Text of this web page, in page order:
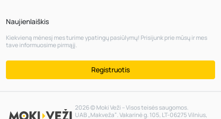
Naujienlaiškis
Kiekvieną mėnesį mes turime ypatingų pasiūlymų! Prisijunk prie mūsų ir mes
tave informuosime pirmąjį.
Registruotis
2026 © Moki Veži – Visos teisės saugomos.
UAB „Makveža“. Vakarinė g. 105, LT-06275 Vilnius,